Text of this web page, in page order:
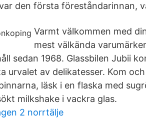
den första föreståndarinnan,
Varmt välkommen med
mest välkända
sedan 1968. Glassbilen Jubii
urvalet av delikatesser. Kom
läsk i en flaska med
milkshake i vackra glas.
2 norrtälje